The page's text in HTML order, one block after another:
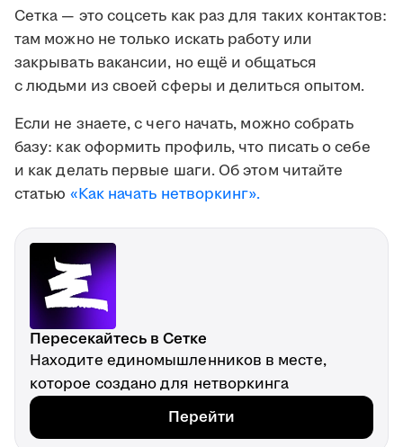
Сетка — это соцсеть как раз для таких контактов:
там можно не только искать работу или
закрывать вакансии, но ещё и общаться
с людьми из своей сферы и делиться опытом.
Если не знаете, с чего начать, можно собрать
базу: как оформить профиль, что писать о себе
и как делать первые шаги. Об этом читайте
статью «Как начать нетворкинг».
Пересекайтесь в Сетке
Находите единомышленников в месте,
которое создано для нетворкинга
Перейти